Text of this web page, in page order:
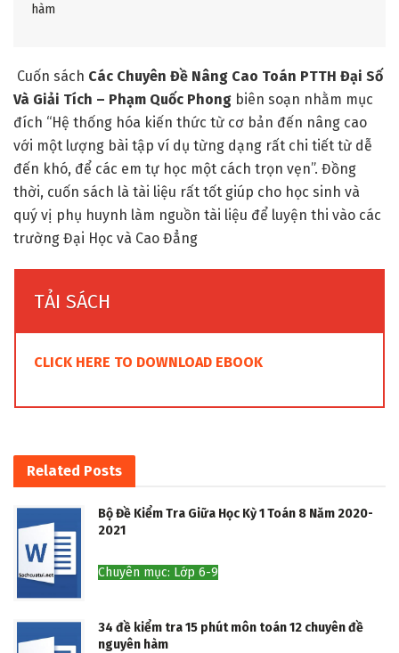
hàm
Cuốn sách Các Chuyên Đề Nâng Cao Toán PTTH Đại Số
Và Giải Tích – Phạm Quốc Phong biên soạn nhằm mục
đích “Hệ thống hóa kiến thức từ cơ bản đến nâng cao
với một lượng bài tập ví dụ từng dạng rất chi tiết từ dễ
đến khó, để các em tự học một cách trọn vẹn”. Đồng
thời, cuốn sách là tài liệu rất tốt giúp cho học sinh và
quý vị phụ huynh làm nguồn tài liệu để luyện thi vào các
trường Đại Học và Cao Đẳng
TẢI SÁCH
CLICK HERE TO DOWNLOAD EBOOK
Related Posts
Bộ Đề Kiểm Tra Giữa Học Kỳ 1 Toán 8 Năm 2020-
2021
Chuyên mục: Lớp 6-9
34 đề kiểm tra 15 phút môn toán 12 chuyên đề
nguyên hàm